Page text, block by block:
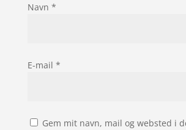
Navn *
E-mail *
Gem mit navn, mail og websted i